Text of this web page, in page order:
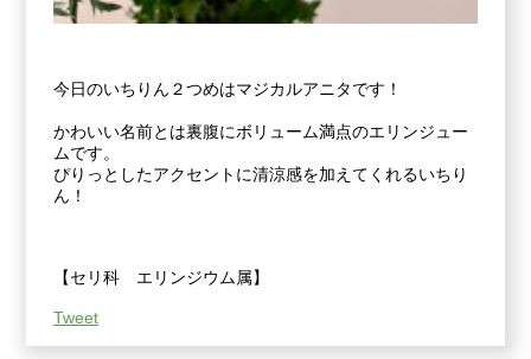
今日のいちりん２つめはマジカルアニタです！
かわいい名前とは裏腹にボリューム満点のエリンジュー
ムです。
ぴりっとしたアクセントに清涼感を加えてくれるいちり
ん！
【セリ科 エリンジウム属】
Tweet